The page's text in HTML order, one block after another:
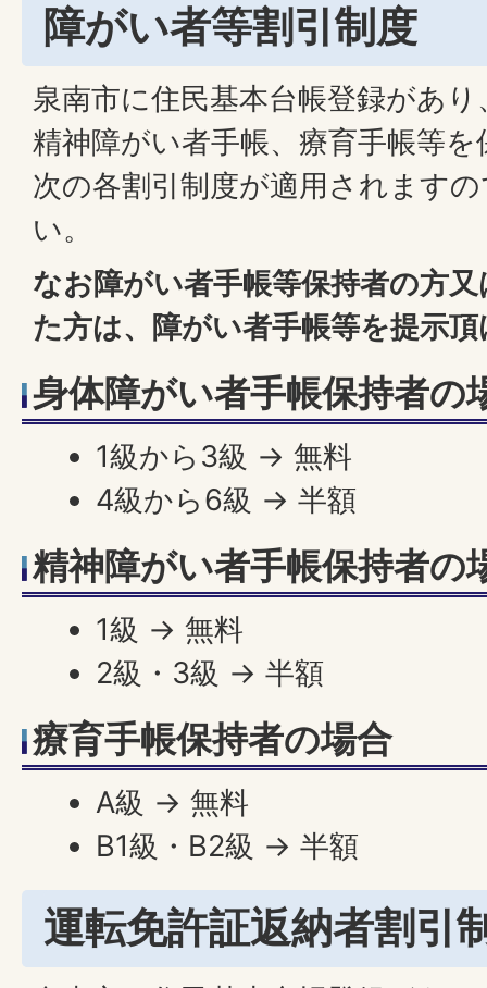
障がい者等割引制度
泉南市に住民基本台帳登録があ
精神障がい者手帳、療育手帳等
次の各割引制度が適用されます
い。
なお障がい者手帳等保持者の方
た方は、障がい者手帳等を提示
身体障がい者手帳保持者の
1級から3級 → 無料
4級から6級 → 半額
精神障がい者手帳保持者の
1級 → 無料
2級・3級 → 半額
療育手帳保持者の場合
A級 → 無料
B1級・B2級 → 半額
運転免許証返納者割引